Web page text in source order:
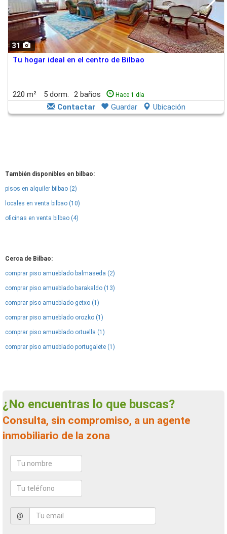
31
Tu hogar ideal en el centro de Bilbao
220 m² 5 dorm. 2 baños Hace 1 día
Contactar Guardar Ubicación
También disponibles en bilbao:
pisos en alquiler bilbao (2)
locales en venta bilbao (10)
oficinas en venta bilbao (4)
Cerca de Bilbao:
comprar piso amueblado balmaseda (2)
comprar piso amueblado barakaldo (13)
comprar piso amueblado getxo (1)
comprar piso amueblado orozko (1)
comprar piso amueblado ortuella (1)
comprar piso amueblado portugalete (1)
¿No encuentras lo que buscas?
Consulta, sin compromiso, a un agente
inmobiliario de la zona
@